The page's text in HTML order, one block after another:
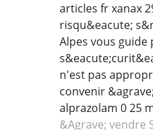
articles fr xanax
risqu&eacute;
Alpes vous
n'est pas
convenir
alprazolam 0 25
&Agrave; vendre